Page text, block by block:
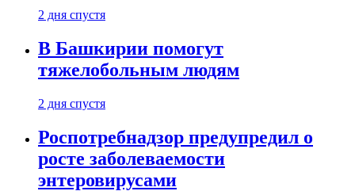
2 дня спустя
В Башкирии помогут
тяжелобольным людям
2 дня спустя
Роспотребнадзор предупредил о
росте заболеваемости
энтеровирусами